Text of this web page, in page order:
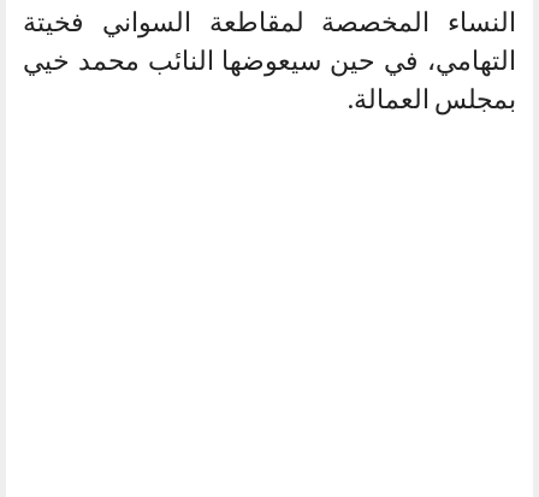
النساء المخصصة لمقاطعة السواني فخيتة
التهامي، في حين سيعوضها النائب محمد خيي
بمجلس العمالة.